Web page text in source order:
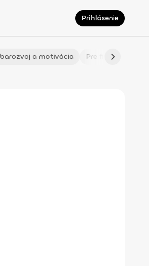
Prihlásenie
a motivácia Pre fitmaminky